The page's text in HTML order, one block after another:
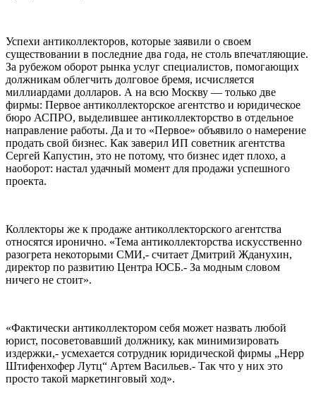
Успехи антиколлекторов, которые заявили о своем
существовании в последние два года, не столь впечатляющие.
За рубежом оборот рынка услуг специалистов, помогающих
должникам облегчить долговое бремя, исчисляется
миллиардами долларов. А на всю Москву — только две
фирмы: Первое антиколлекторское агентство и юридическое
бюро АСПРО, выделившее антиколлекторство в отдельное
направление работы. Да и то «Первое» объявило о намерение
продать свой бизнес. Как заверил ИП советник агентства
Сергей Капустин, это не потому, что бизнес идет плохо, а
наоборот: настал удачный момент для продажи успешного
проекта.
Коллекторы же к продаже антиколлекторского агентства
относятся иронично. «Тема антиколлекторства искусственно
разогрета некоторыми СМИ,- считает Дмитрий Жданухин,
директор по развитию Центра ЮСБ.- За модным словом
ничего не стоит».
«Фактически антиколлектором себя может назвать любой
юрист, посоветовавший должнику, как минимизировать
издержки,- усмехается сотрудник юридической фирмы „Нерр
Штифенхофер Лутц“ Артем Васильев.- Так что у них это
просто такой маркетинговый ход».